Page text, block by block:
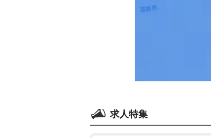
求人特集